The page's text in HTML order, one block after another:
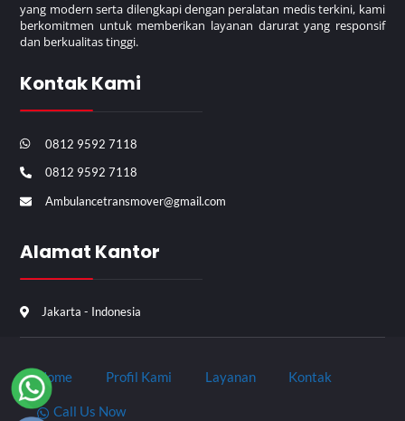
yang modern serta dilengkapi dengan peralatan medis terkini, kami
berkomitmen untuk memberikan layanan darurat yang responsif
dan berkualitas tinggi.
Kontak Kami
0812 9592 7118
0812 9592 7118
Ambulancetransmover@gmail.com
Alamat Kantor
Jakarta - Indonesia
Home Profil Kami Layanan Kontak
Call Us Now